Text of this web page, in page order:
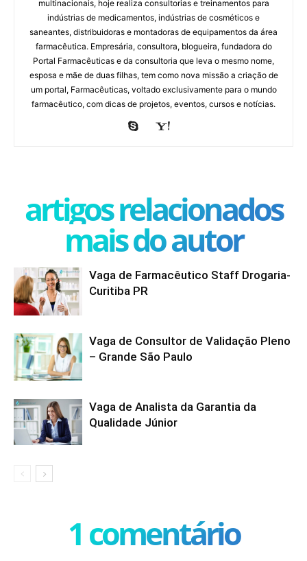
multinacionais, hoje realiza consultorias e treinamentos para
indústrias de medicamentos, indústrias de cosméticos e
saneantes, distribuidoras e montadoras de equipamentos da área
farmacêutica. Empresária, consultora, blogueira, fundadora do
Portal Farmacêuticas e da consultoria que leva o mesmo nome,
esposa e mãe de duas filhas, tem como nova missão a criação de
um portal, Farmacêuticas, voltado exclusivamente para o mundo
farmacêutico, com dicas de projetos, eventos, cursos e notícias.
artigos relacionados
mais do autor
Vaga de Farmacêutico Staff Drogaria-
Curitiba PR
Vaga de Consultor de Validação Pleno
– Grande São Paulo
Vaga de Analista da Garantia da
Qualidade Júnior
1 comentário